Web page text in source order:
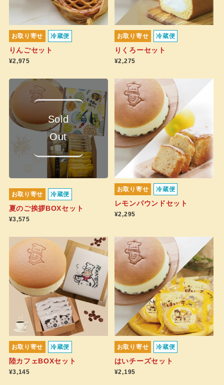
お取り寄せ 冷蔵便
りんごセット
¥2,975
お取り寄せ 冷蔵便
りくろーセット
¥2,275
Sold
Out
お取り寄せ 冷蔵便
夏のご挨拶BOXセット
¥3,575
お取り寄せ 冷蔵便
レモンパウンドセット
¥2,295
お取り寄せ 冷蔵便
陸カフェBOXセット
¥3,145
お取り寄せ 冷蔵便
はいチーズセット
¥2,195